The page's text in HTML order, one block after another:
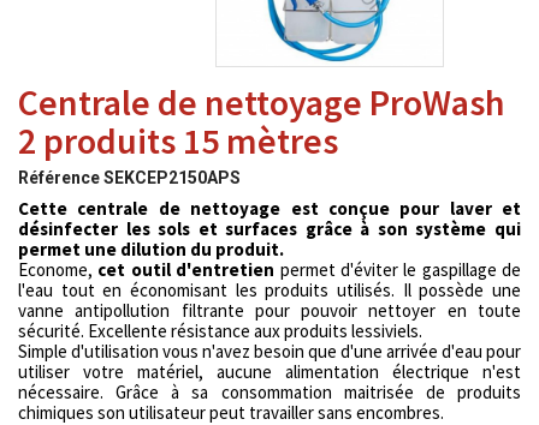
Centrale de nettoyage ProWash
2 produits 15 mètres
RéférenceSEKCEP2150APS
Cette centrale de nettoyage est conçue pour laver et
désinfecter les sols et surfaces grâce à son système qui
permet une dilution du produit.
Econome, cet outil d'entretien permet d'éviter le gaspillage de
l'eau tout en économisant les produits utilisés. Il possède une
vanne antipollution filtrante pour pouvoir nettoyer en toute
sécurité. Excellente résistance aux produits lessiviels.
Simple d'utilisation vous n'avez besoin que d'une arrivée d'eau pour
utiliser votre matériel, aucune alimentation électrique n'est
nécessaire. Grâce à sa consommation maitrisée de produits
chimiques son utilisateur peut travailler sans encombres.